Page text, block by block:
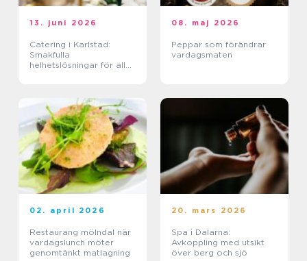
13. juni 2026
Catering i Karlstad:
Smakfulla
helhetslösningar för alla
08. maj 2026
Peppar som förändrar
vardagsmaten
02. april 2026
Restaurang mölndal när
vardagslunch möter
genomtänkt matlagning
20. mars 2026
Spa i Dalarna:
Avkoppling med utsikt
över berg och sjö